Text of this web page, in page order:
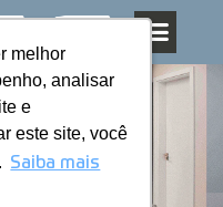
melhor
analisar
e
este site, você
Saiba mais
melhor
analisar
e
este site, você
Saiba mais